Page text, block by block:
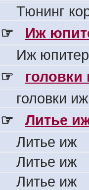
Тюнинг
☞
Иж
Иж
☞
головки
☞
Литье
Литье иж
Литье иж
Литье иж